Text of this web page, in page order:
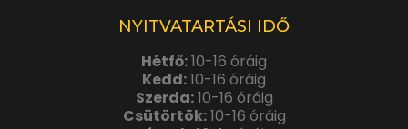
NYITVATARTÁSI IDŐ
Hétfő:10-16 óráig
Kedd:10-16 óráig
Szerda:10-16 óráig
Csütörtök:10-16 óráig